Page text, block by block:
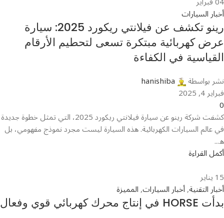
أخبار السيارات
رينو تكشف عن فيلانتي ريكورد 2025: سيارة
عرض كهربائية مبتكرة تسعى لتحطيم الأرقام
القياسية في الكفاءة
نشر بواسطة hanishiba
فبراير 4, 2025
0
كشفت شركة رينو عن سيارة فيلانتي ريكورد 2025، التي تمثل خطوة جديدة
في عالم السيارات الكهربائية. هذه السيارة ليست مجرد نموذج مفهومي، بل
ه...
أكمل القراءة
15يناير
أخبار التقنية,أخبار السيارات,المميزة
بدأت HORSE في إنتاج محرك كهربائي قوي وفعال